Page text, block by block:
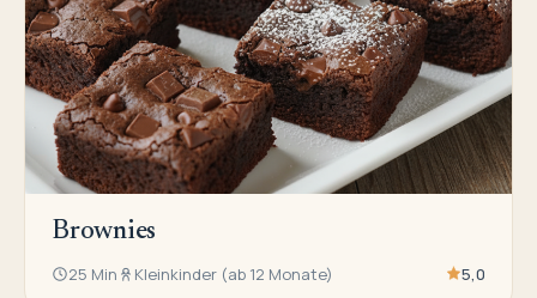
Brownies
25 Min Kleinkinder (ab 12 Monate) 5,0